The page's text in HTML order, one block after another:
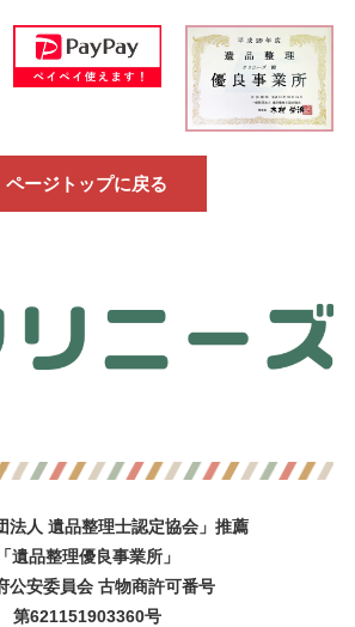
ページトップに戻る
法人 遺品整理士認定協会」推薦
「遺品整理優良事業所」
公安委員会 古物商許可番号
第621151903360号